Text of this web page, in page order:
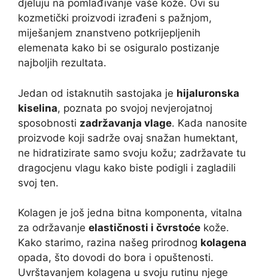
djeluju na pomlađivanje vaše kože. Ovi su
kozmetički proizvodi izrađeni s pažnjom,
miješanjem znanstveno potkrijepljenih
elemenata kako bi se osiguralo postizanje
najboljih rezultata.
Jedan od istaknutih sastojaka je hijaluronska
kiselina, poznata po svojoj nevjerojatnoj
sposobnosti zadržavanja vlage. Kada nanosite
proizvode koji sadrže ovaj snažan humektant,
ne hidratizirate samo svoju kožu; zadržavate tu
dragocjenu vlagu kako biste podigli i zagladili
svoj ten.
Kolagen je još jedna bitna komponenta, vitalna
za održavanje elastičnosti i čvrstoće kože.
Kako starimo, razina našeg prirodnog kolagena
opada, što dovodi do bora i opuštenosti.
Uvrštavanjem kolagena u svoju rutinu njege